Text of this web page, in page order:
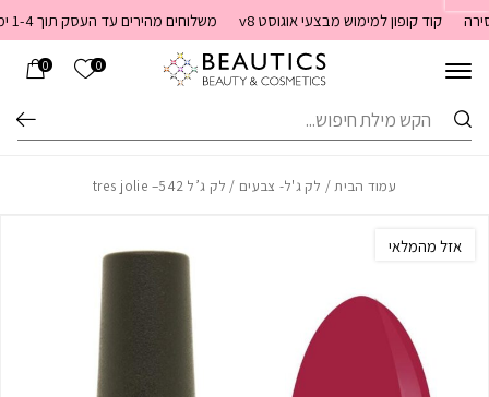
Skip to Content
קוד קופון למימוש מבצעי אוגוסט v8 משלוחים מהירים עד העסק תוך 1-4 ימי עסקים. משלוחים חינם מעל 399 שקלים חדש באתר! ניתן לשלם במזומן לשליח בעת המסירה
0 הרשימה
0
חיפוש
עמוד הבית/ לק ג'ל- צבעים / לק ג’ל 542– tres jolie
אזל מהמלאי
בחזרה למעלה